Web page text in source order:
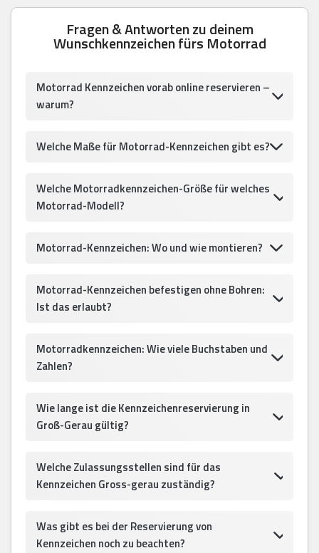
Fragen & Antworten zu deinem
Wunschkennzeichen fürs Motorrad
Motorrad Kennzeichen vorab online reservieren –
warum?
Welche Maße für Motorrad-Kennzeichen gibt es?
Welche Motorradkennzeichen-Größe für welches
Motorrad-Modell?
Motorrad-Kennzeichen: Wo und wie montieren?
Motorrad-Kennzeichen befestigen ohne Bohren:
Ist das erlaubt?
Motorradkennzeichen: Wie viele Buchstaben und
Zahlen?
Wie lange ist die Kennzeichenreservierung in
Groß-Gerau gültig?
Welche Zulassungsstellen sind für das
Kennzeichen Gross-gerau zuständig?
Was gibt es bei der Reservierung von
Kennzeichen noch zu beachten?